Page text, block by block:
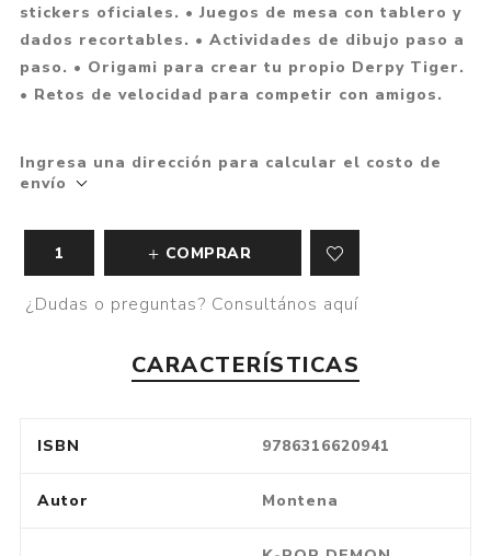
stickers oficiales. • Juegos de mesa con tablero y
dados recortables. • Actividades de dibujo paso a
paso. • Origami para crear tu propio Derpy Tiger.
• Retos de velocidad para competir con amigos.
Ingresa una dirección para calcular el costo de
envío
COMPRAR
¿Dudas o preguntas? Consultános aquí
CARACTERÍSTICAS
ISBN 9786316620941
Autor Montena